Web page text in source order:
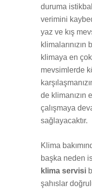
duruma
verimini
yaz ve kış
klimalarınızın
klimaya en
mevsimlerde
de klimanızın
çalışmaya
sağlayacaktır.
Klima
başka neden
klima servisi
şahıslar